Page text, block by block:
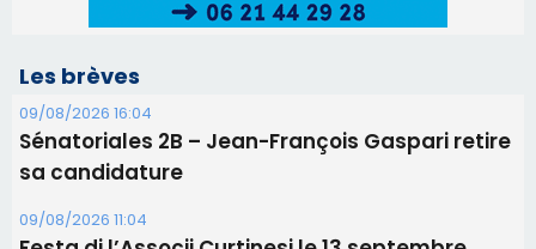
Les brèves
09/08/2026 16:04
Sénatoriales 2B – Jean-François Gaspari retire
sa candidature
09/08/2026 11:04